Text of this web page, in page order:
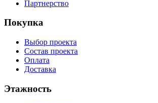
Партнерство
Покупка
Выбор проекта
Состав проекта
Оплата
Доставка
Этажность